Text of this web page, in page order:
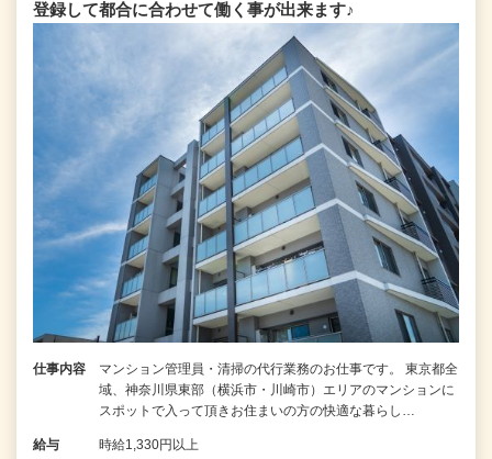
登録して都合に合わせて働く事が出来ます♪
仕事内容
マンション管理員・清掃の代行業務のお仕事です。 東京都全
域、神奈川県東部（横浜市・川崎市）エリアのマンションに
スポットで入って頂きお住まいの方の快適な暮らし…
給与 時給1,330円以上